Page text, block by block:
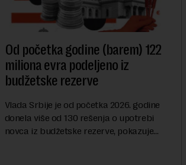
Od početka godine (barem) 122
miliona evra podeljeno iz
budžetske rezerve
Vlada Srbije je od početka 2026. godine
donela više od 130 rešenja o upotrebi
novca iz budžetske rezerve, pokazuje